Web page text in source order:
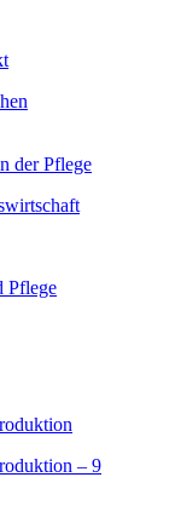
der Pflege
Pflege
– 9